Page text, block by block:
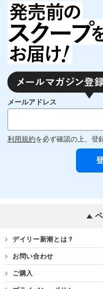
メールアドレス
利用規約を必ず確認の上、登
デイリー新潮とは？
お問い合わせ
ご購入